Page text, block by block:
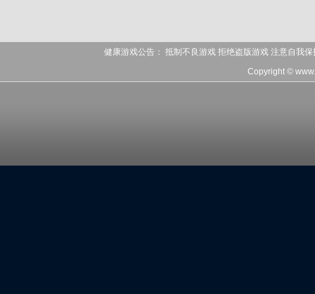
健康游戏公告： 抵制不良游戏 拒绝盗版游戏 注意自我
Copyright ©